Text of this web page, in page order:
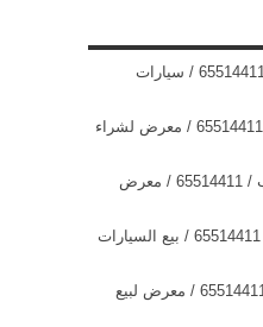
نشتري السيارات الهجن / 65514411 / سيارات
نشتري السيارات الواحة / 65514411 / معرض لشراء
نشتري السيارات النويصيب / 65514411 / معرض
نشتري السيارات النهضة / 65514411 / بيع السيارات
نشتري السيارات النعيم / 65514411 / معرض لبيع